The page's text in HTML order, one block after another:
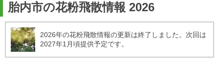
胎内市の花粉飛散情報 2026
2026年の花粉飛散情報の更新は終了しました。次回は
2027年1月頃提供予定です。